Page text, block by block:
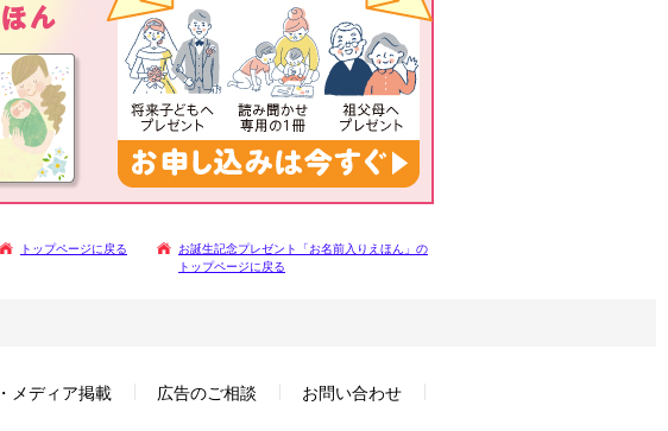
お誕生記念プレゼント「お名前入りえほん」の
トップページに戻る
トップページに戻る
メディア掲載 広告のご相談
お問い合わせ